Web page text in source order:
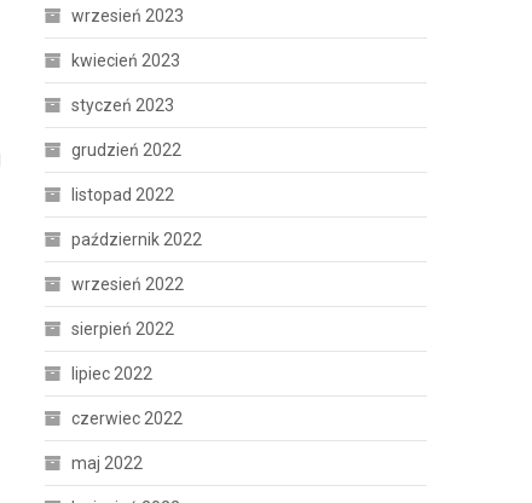
wrzesień 2023
kwiecień 2023
styczeń 2023
grudzień 2022
listopad 2022
październik 2022
wrzesień 2022
sierpień 2022
lipiec 2022
czerwiec 2022
maj 2022